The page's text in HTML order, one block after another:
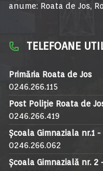
anume: Roata de Jos,
TELEFOANE
Primăria Roata de Jos
0246.266.115
Post Poliție Roata de
0246.266.419
Școala Gimnaziala nr.1
0246.266.062
Școala Gimnazială nr. 2